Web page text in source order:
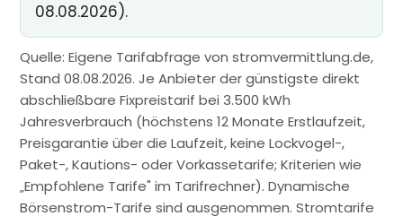
08.08.2026).
Quelle: Eigene Tarifabfrage von stromvermittlung.de,
Stand 08.08.2026. Je Anbieter der günstigste direkt
abschließbare Fixpreistarif bei 3.500 kWh
Jahresverbrauch (höchstens 12 Monate Erstlaufzeit,
Preisgarantie über die Laufzeit, keine Lockvogel-,
Paket-, Kautions- oder Vorkassetarife; Kriterien wie
„Empfohlene Tarife" im Tarifrechner). Dynamische
Börsenstrom-Tarife sind ausgenommen. Stromtarife